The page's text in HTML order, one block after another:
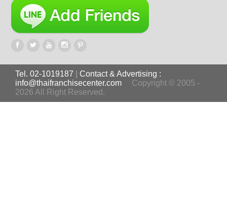
Tel. 02-1019187
Contact & Advertising :
info@thaifranchisecenter.com
Copyright © 2005 -
2026 All Right Reserved.